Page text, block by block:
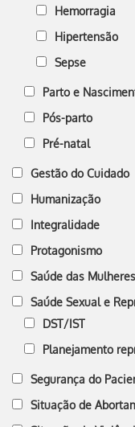
Hemorragia
Hipertensão
Sepse
Parto e
Pós-parto
Pré-natal
Gestão do Cuidado
Humanização
Integralidade
Protagonismo
Saúde das Mulheres
Saúde Sexual e
DST/IST
Planejamento
Segurança do
Situação de